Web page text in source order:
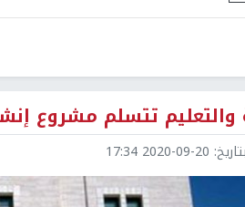
والتعليم تتسلم مشروع
2020-09-20 17:34